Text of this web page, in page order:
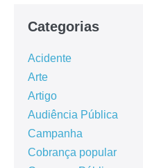
Categorias
Acidente
Arte
Artigo
Audiência Pública
Campanha
Cobrança popular